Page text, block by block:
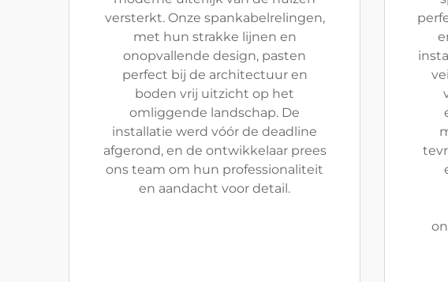
versterkt. Onze spankabelrelingen,
met hun strakke lijnen en
onopvallende design, pasten
perfect bij de architectuur en
boden vrij uitzicht op het
omliggende landschap. De
installatie werd vóór de deadline
afgerond, en de ontwikkelaar prees
ons team om hun professionaliteit
en aandacht voor detail.